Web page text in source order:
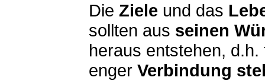
Die Ziele und das
sollten aus seinen
heraus entstehen,
enger Verbindung